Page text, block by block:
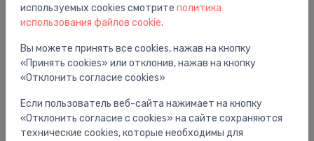
используемых cookies смотрите политика
использования файлов cookie.
Вы можете принять все cookies, нажав на кнопку
«Принять cookies» или отклонив, нажав на кнопку
«Отклонить согласие cookies»
Если пользователь веб-сайта нажимает на кнопку
«Отклонить согласие с cookies» на сайте сохраняются
технические cookies, которые необходимы для